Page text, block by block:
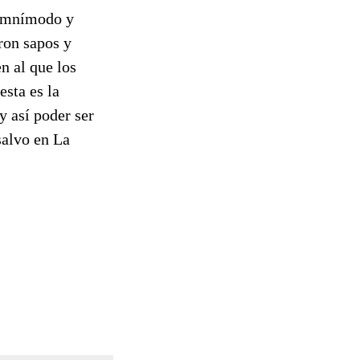
y
sapos y
al que los
es la
así poder ser
en La